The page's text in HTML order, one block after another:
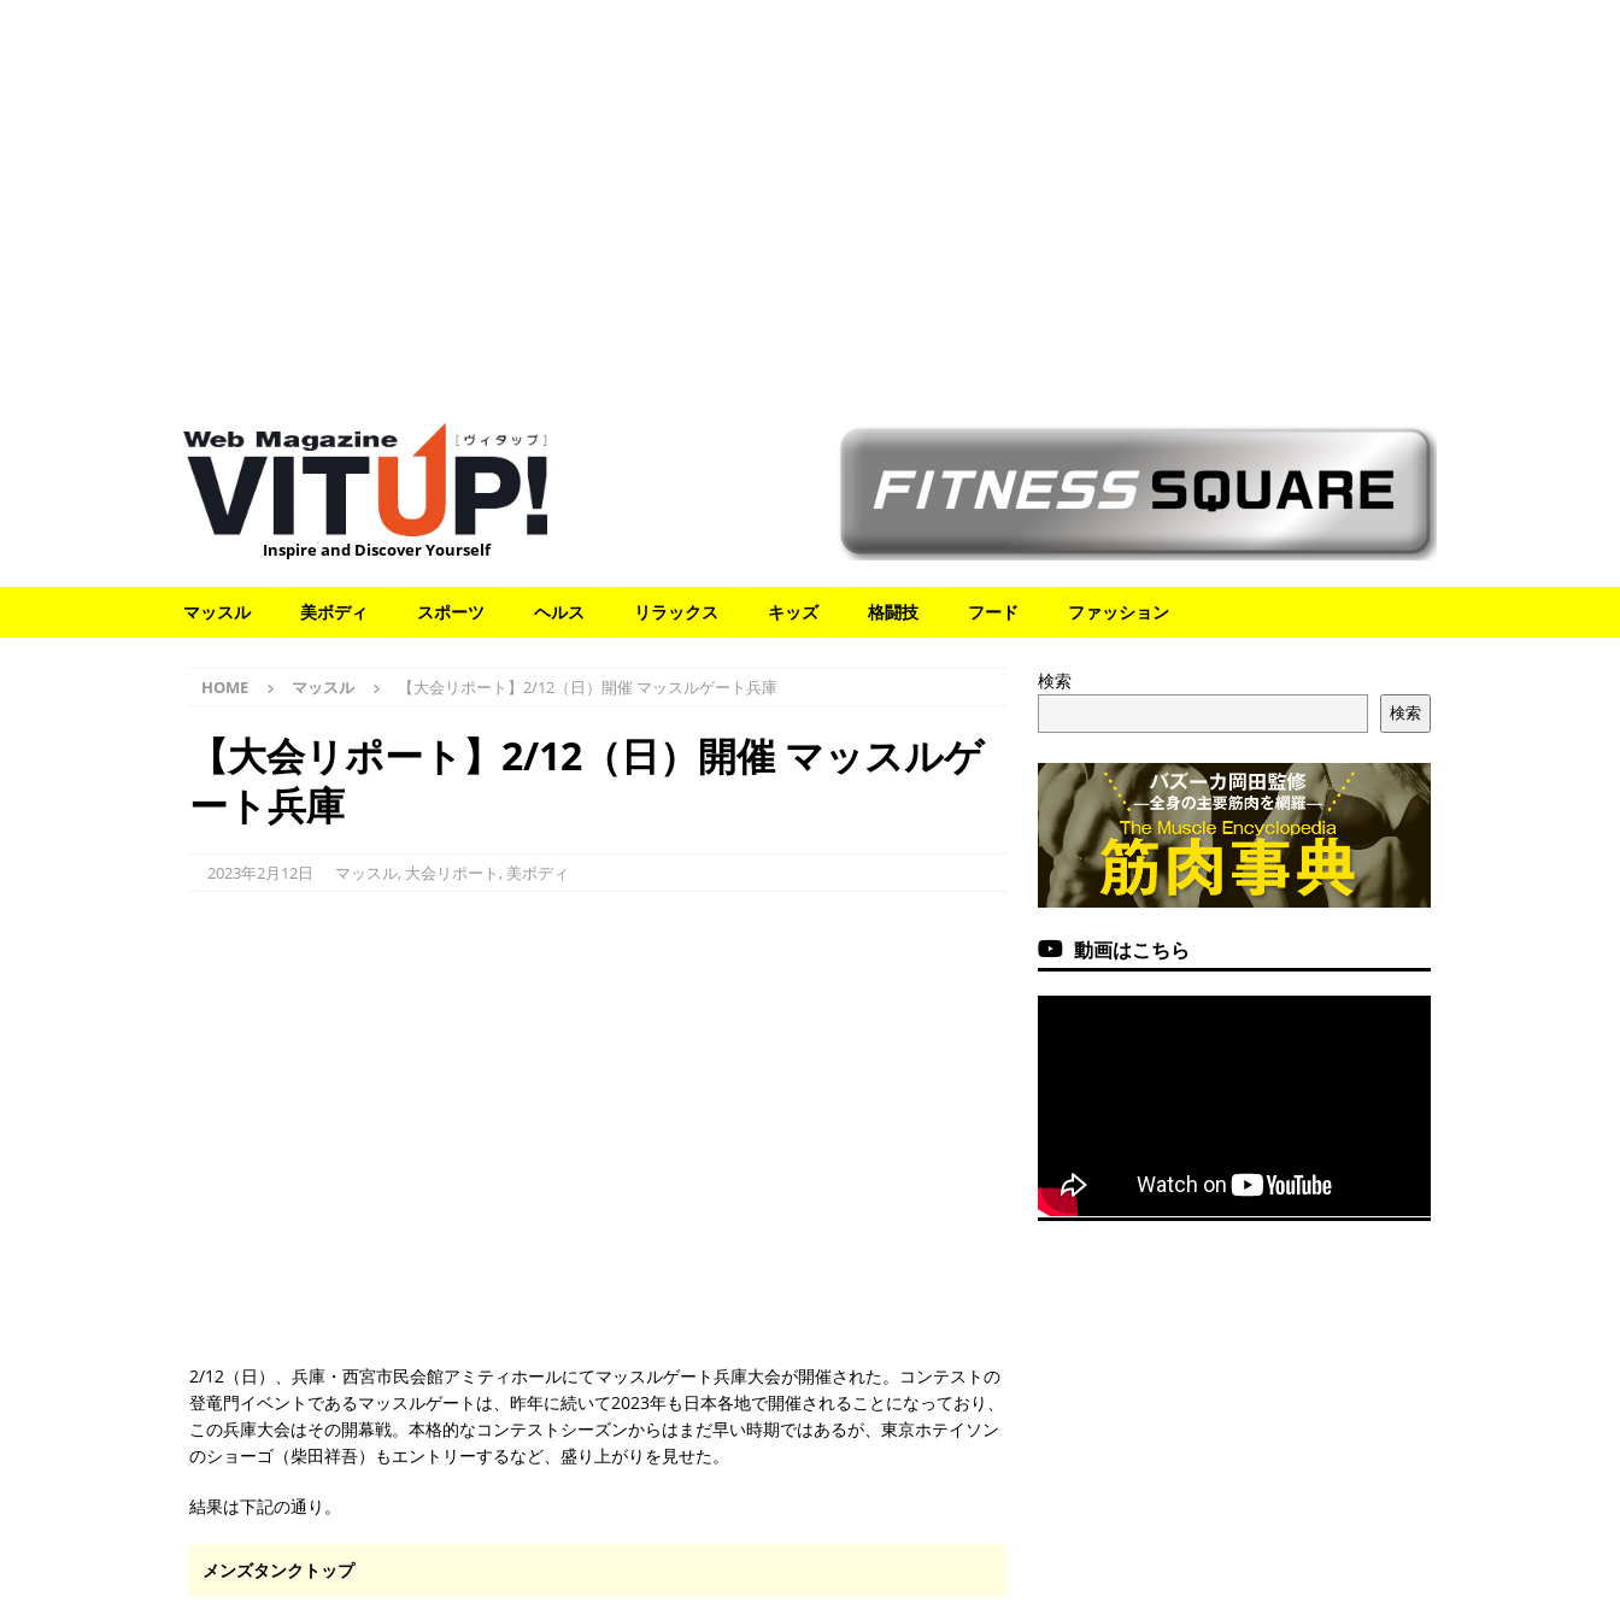
Inspire and Discover Yourself
マッスル 美ボディ スポーツ ヘルス リラックス キッズ 格闘技 フード ファッション
HOME マッスル 【大会リポート】2/12（日）開催 マッスルゲート兵庫
【大会リポート】2/12（日）開催 マッスルゲ
ート兵庫
2023年2月12日 マッスル, 大会リポート, 美ボディ
2/12（日）、兵庫・西宮市民会館アミティホールにてマッスルゲート兵庫大会が開催された。コンテストの
登竜門イベントであるマッスルゲートは、昨年に続いて2023年も日本各地で開催されることになっており、
この兵庫大会はその開幕戦。本格的なコンテストシーズンからはまだ早い時期ではあるが、東京ホテイソン
のショーゴ（柴田祥吾）もエントリーするなど、盛り上がりを見せた。
結果は下記の通り。
メンズタンクトップ
検索
検索
動画はこちら